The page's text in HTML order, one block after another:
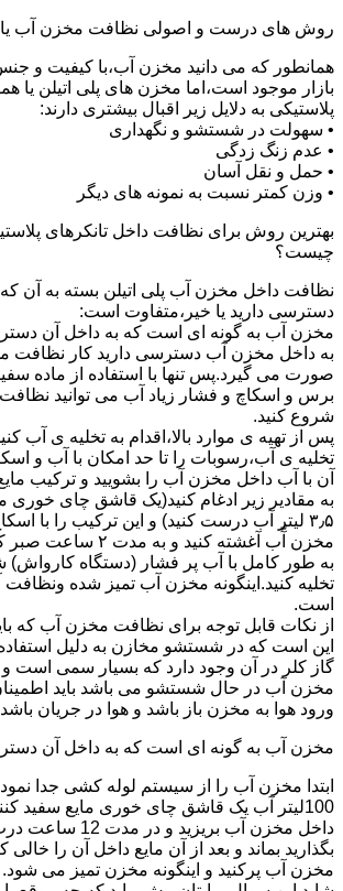
روش های درست و اصولی نظافت مخزن آب یا
همانطور که می دانید مخزن آب،با کیفیت و
بازار موجود است،اما مخزن های پلی اتیلن یا
پلاستیکی به دلایل زیر اقبال بیشتری دارند:
• سهولت در شستشو و نگهداری
• عدم زنگ زدگی
• حمل و نقل آسان
• وزن کمتر نسبت به نمونه های دیگر
بهترین روش برای نظافت داخل تانکرهای
چیست؟
نظافت داخل مخزن آب پلی اتیلن بسته به آن
دسترسی دارید یا خیر،متفاوت است:
مخزن آب به گونه ای است که به داخل آن
به داخل مخزن آب دسترسی دارید کار نظافت
صورت می گیرد.پس تنها با استفاده از ماده
برس و اسکاچ و فشار زیاد آب می توانید
شروع کنید.
پس از تهیه ی موارد بالا،اقدام به تخلیه ی آب
تخلیه ی آب،رسوبات را تا حد امکان با آب و
آن با آب داخل مخزن آب را بشویید و ترکیب
به مقادیر زیر ادغام کنید(یک قاشق چای خوری
۳٫۵ لیتر آب درست کنید) و این ترکیب را با
مخزن آّب آغشته کنید و
به طور کامل با آب پر فشار (دستگاه
تخلیه کنید.اینگونه مخزن آب تمیز شده
است.
از نکات قابل توجه برای نظافت مخزن آب که
این است که در شستشو مخازن به دلیل استفاده
گاز کلر در آن وجود دارد که بسیار سمی است
مخزن آب در حال شستشو می باشد باید
ورود هوا به مخزن باز باشد و هوا در جریان
مخزن آب به گونه ای است که به داخل آن
ابتدا مخزن آب را از سیستم لوله کشی جدا
داخل مخزن آب بریزید و
بگذارید بماند و بعد از آن مایع داخل آن را خالی
مخزن آب پرکنید و اینگونه مخزن تمیز می شود.